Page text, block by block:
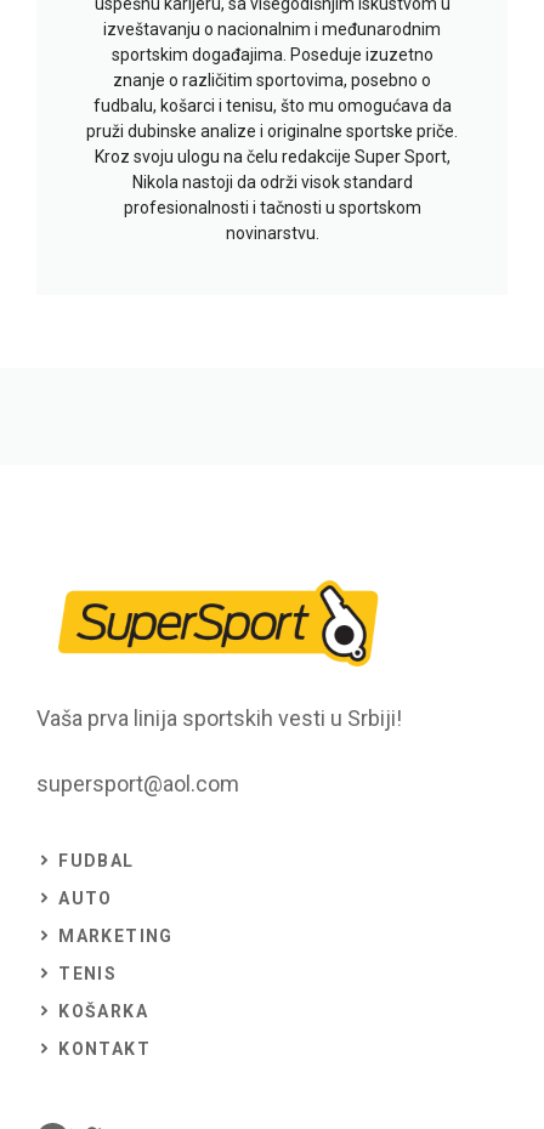
izveštavanju o nacionalnim i međunarodnim
sportskim događajima. Poseduje izuzetno
znanje o različitim sportovima, posebno o
fudbalu, košarci i tenisu, što mu omogućava da
pruži dubinske analize i originalne sportske priče.
Kroz svoju ulogu na čelu redakcije Super Sport,
Nikola nastoji da održi visok standard
profesionalnosti i tačnosti u sportskom
novinarstvu.
Vaša prva linija sportskih vesti u Srbiji!
supersport@aol.com
FUDBAL
AUTO
MARKETING
TENIS
KOŠARKA
KONTAKT